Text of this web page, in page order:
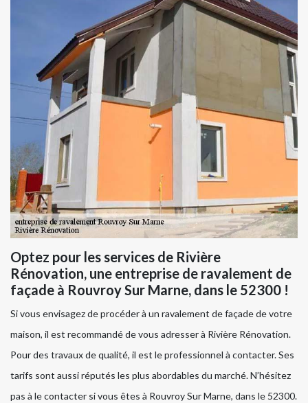
Optez pour les services de Rivière
Rénovation, une entreprise de ravalement de
façade à Rouvroy Sur Marne, dans le 52300 !
Si vous envisagez de procéder à un ravalement de façade de votre
maison, il est recommandé de vous adresser à Rivière Rénovation.
Pour des travaux de qualité, il est le professionnel à contacter. Ses
tarifs sont aussi réputés les plus abordables du marché. N’hésitez
pas à le contacter si vous êtes à Rouvroy Sur Marne, dans le 52300.